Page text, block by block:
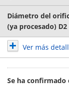
Diámetro del
(ya procesado)
Ver más
Se ha confirmado